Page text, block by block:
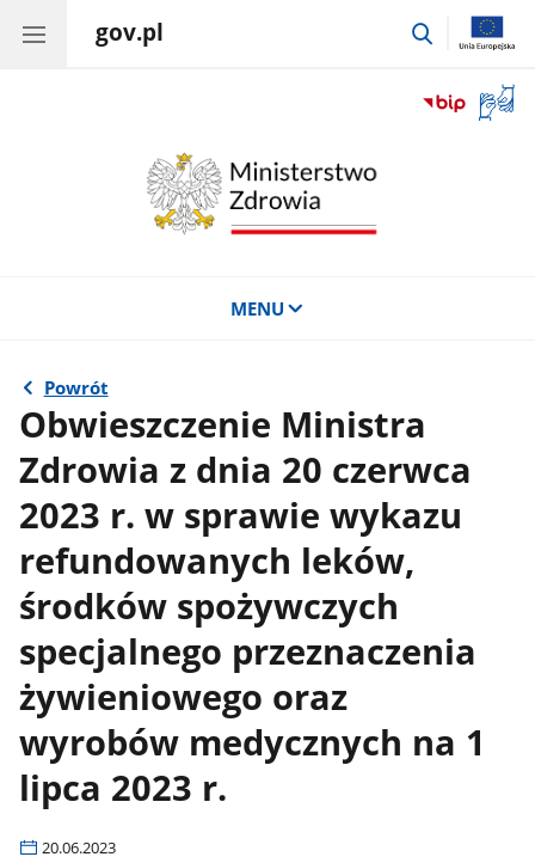
gov.pl
przejdź
okno
MENU
Powrót
Obwieszczenie Ministra
Zdrowia z dnia 20 czerwca
2023 r. w sprawie wykazu
refundowanych leków,
środków spożywczych
specjalnego przeznaczenia
żywieniowego oraz
wyrobów medycznych na 1
lipca 2023 r.
20.06.2023